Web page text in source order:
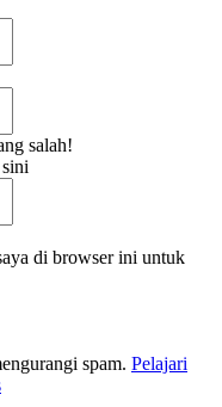
salah!
di browser ini untuk
spam. Pelajari